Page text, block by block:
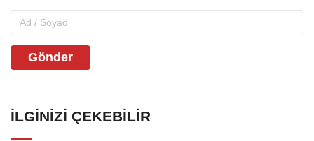
Gönder
İLGINIZI ÇEKEBILIR